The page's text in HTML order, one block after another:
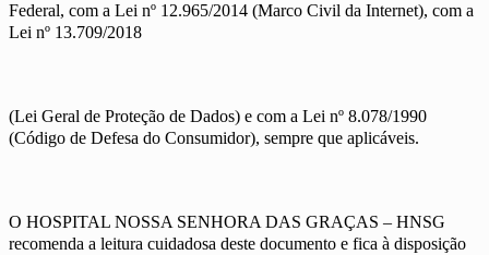
Federal, com a Lei nº 12.965/2014 (Marco Civil da Internet), com a
Lei nº 13.709/2018
(Lei Geral de Proteção de Dados) e com a Lei nº 8.078/1990
(Código de Defesa do Consumidor), sempre que aplicáveis.
O HOSPITAL NOSSA SENHORA DAS GRAÇAS – HNSG
recomenda a leitura cuidadosa deste documento e fica à disposição